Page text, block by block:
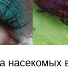
насекомых